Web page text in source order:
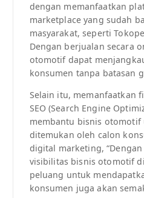
dengan memanfaatkan
marketplace yang sudah
masyarakat, seperti
Dengan berjualan secara
otomotif dapat
konsumen tanpa batasan
Selain itu, memanfaatkan
SEO (Search Engine
membantu bisnis
ditemukan oleh calon
digital marketing,
visibilitas bisnis otomotif
peluang untuk
konsumen juga akan